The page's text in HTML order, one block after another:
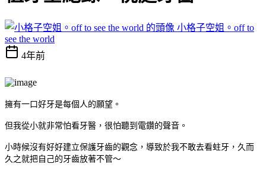
小格子空姐。off to
see the world
4年前
擁有一口好牙是每個人的願望。
但我從小就非常怕看牙醫，很怕聽到電鑽的聲音。
小時候沒有好好建立保護牙齒的觀念，導致於我不敢去看蛀牙，久而
久之就把自己的牙齒放著不管～